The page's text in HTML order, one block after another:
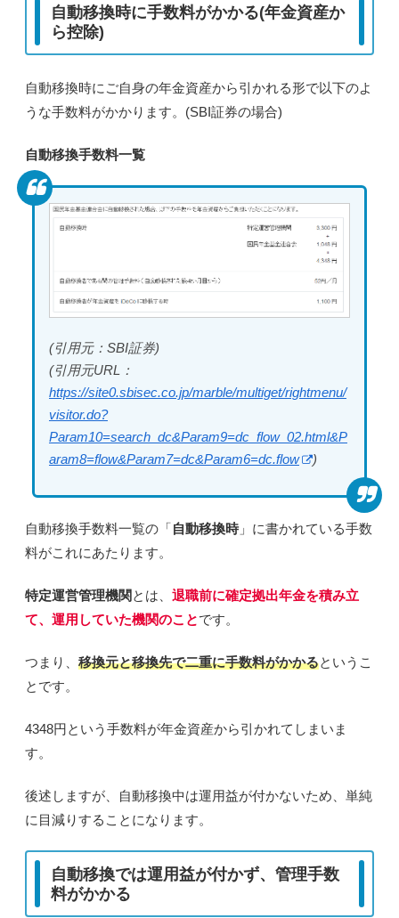
自動移換時に手数料がかかる(年金資産か
ら控除)
自動移換時にご自身の年金資産から引かれる形で以下のよ
うな手数料がかかります。(SBI証券の場合)
自動移換手数料一覧
(引用元：SBI証券)
(引用元URL：
https://site0.sbisec.co.jp/marble/multiget/rightmenu/
visitor.do?
Param10=search_dc&Param9=dc_flow_02.html&P
aram8=flow&Param7=dc&Param6=dc.flow
)
自動移換手数料一覧の「自動移換時」に書かれている手数
料がこれにあたります。
特定運営管理機関 とは、退職前に確定拠出年金を積み立
て、運用していた機関のことです。
つまり、移換元と移換先で二重に手数料がかかるというこ
とです。
4348円という手数料が年金資産から引かれてしまいま
す。
後述しますが、自動移換中は運用益が付かないため、単純
に目減りする ことになります。
自動移換では運用益が付かず、管理手数
料がかかる